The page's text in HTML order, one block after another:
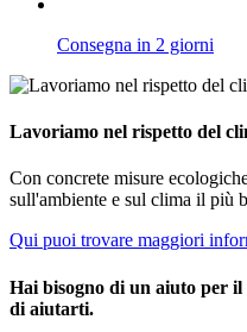
Consegna in 2 giorni
Lavoriamo nel rispetto del
Con concrete misure
sull'ambiente e sul clima il più
Qui puoi trovare maggiori
Hai bisogno di un aiuto per
di aiutarti.